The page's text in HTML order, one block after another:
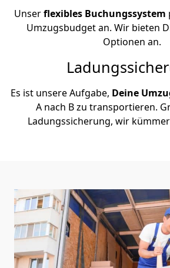
Unserflexibles Buchungssystem
Umzugsbudget an. Wir bieten
Optionen an.
Es ist unsere Aufgabe, Deine
A nach B zu transportieren.
Ladungssicherung, wir